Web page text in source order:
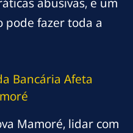
abusivas, e um
pode fazer toda a
Bancária Afeta
Mamoré, lidar com